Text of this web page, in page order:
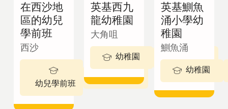
在西沙地
區的幼兒
學前班
西沙
幼兒學前班
2 - 3歲
英基西九
龍幼稚園
大角咀
幼稚園
英基鰂魚
涌小學幼
稚園
鰂魚涌
幼稚園
我們的教學
方式
英基學校